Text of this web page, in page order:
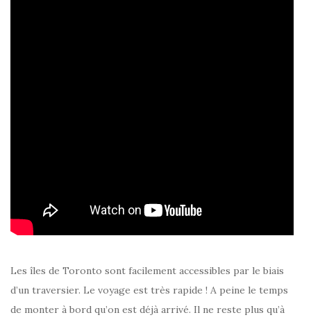
Les îles de Toronto sont facilement accessibles par le biais
d’un traversier. Le voyage est très rapide ! A peine le temps
de monter à bord qu’on est déjà arrivé. Il ne reste plus qu’à